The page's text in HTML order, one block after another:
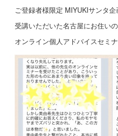
ご登録者様限定 MIYUKIサンタ企
受講いただいた名古屋にお住い
オンライン個人アドバイスセミ